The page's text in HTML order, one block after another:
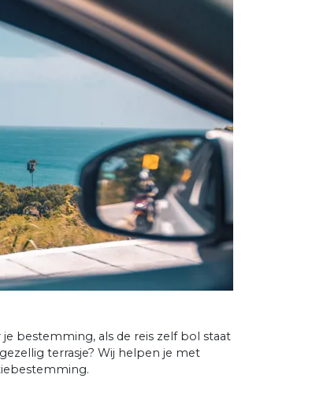
bestemming, als de reis zelf bol staat
terrasje? Wij helpen je met